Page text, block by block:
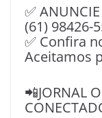
✅
(61) 98426-
✅ Confira
Aceitamos
📲JORNAL